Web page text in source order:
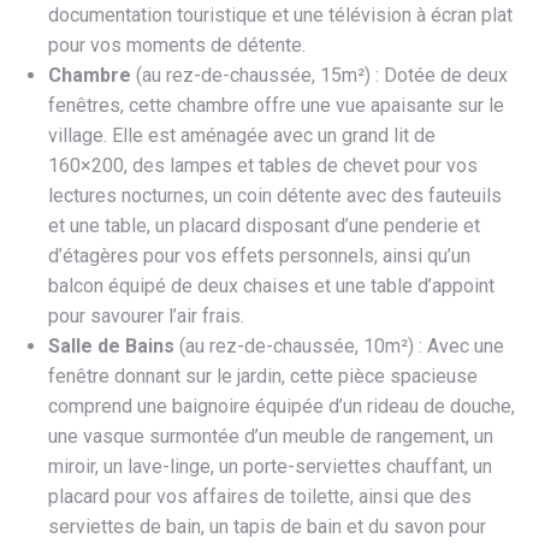
documentation touristique et une télévision à écran plat
pour vos moments de détente.
Chambre (au rez-de-chaussée, 15m²) : Dotée de deux
fenêtres, cette chambre offre une vue apaisante sur le
village. Elle est aménagée avec un grand lit de
160×200, des lampes et tables de chevet pour vos
lectures nocturnes, un coin détente avec des fauteuils
et une table, un placard disposant d’une penderie et
d’étagères pour vos effets personnels, ainsi qu’un
balcon équipé de deux chaises et une table d’appoint
pour savourer l’air frais.
Salle de Bains (au rez-de-chaussée, 10m²) : Avec une
fenêtre donnant sur le jardin, cette pièce spacieuse
comprend une baignoire équipée d’un rideau de douche,
une vasque surmontée d’un meuble de rangement, un
miroir, un lave-linge, un porte-serviettes chauffant, un
placard pour vos affaires de toilette, ainsi que des
serviettes de bain, un tapis de bain et du savon pour